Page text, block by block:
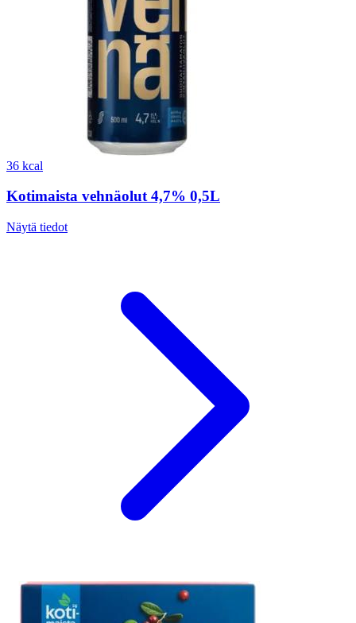
36 kcal
Kotimaista vehnäolut 4,7% 0,5L
Näytä tiedot